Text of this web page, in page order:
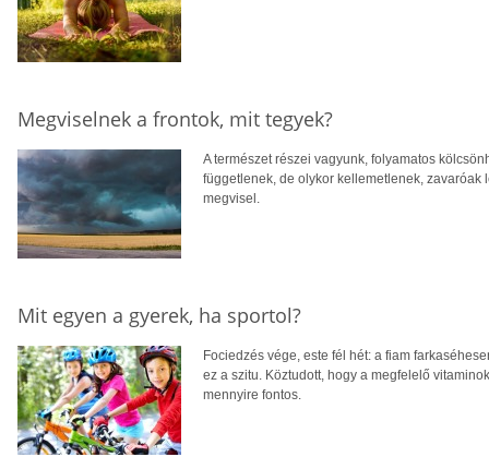
Megviselnek a frontok, mit tegyek?
A természet részei vagyunk, folyamatos
függetlenek, de olykor kellemetlenek,
megvisel.
Mit egyen a gyerek, ha sportol?
Fociedzés vége, este fél hét: a fiam
ez a szitu. Köztudott, hogy a megfelelő
mennyire fontos.